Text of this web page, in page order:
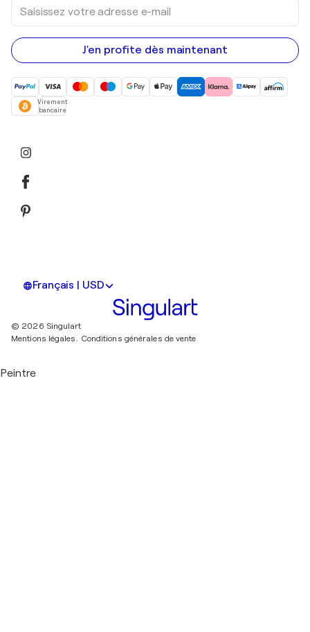
Saisissez
votre
adresse
e-
mail
J'en profite dès maintenant
Virement
bancaire
Français | USD
© 2026 Singulart
Mentions légales. Conditions générales de vente
Peintre